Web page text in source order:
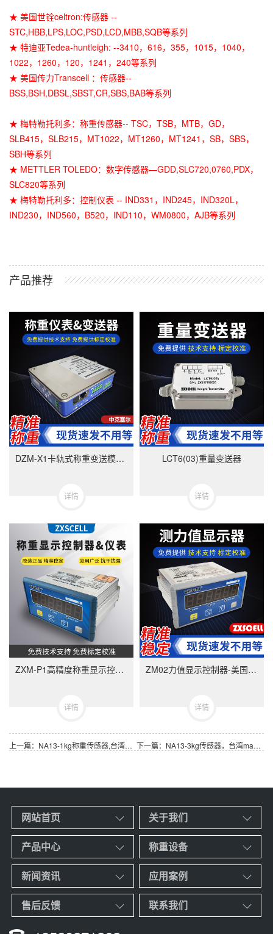
★ 美国世铨celtron:传感器 --
STC,HBB,LPS,LOC,PSD,LCD,MBB,SQB等系列
★ 特迪亚Tedea-huntleigh: --3410，616，355，1015，1040，
1022，1260，120，1241，240等系列
★ 美国传力Transcell ：传感器--
BSS,BSH,DBSL,SBST,CR,SBS,BAB等系列
★ 梅特勒托利多：称重传感器-- TSC，TSB，MTB，GD，
SLB415，SLB215，MT1022，MT1260，MT1241，SB，SBS，
SBH等系列
★ METTLER TOLEDO：数字传感器—GDD,SLC720,0760,PDX，
SLC820等系列
★ 梅特勒托利多：控制仪表 -- IND331，IND245，IND320L，
IND230，IND560，B520，IND110，WM0800，AJB等系列
产品推荐
DZM-X1卡轨式称重变送模块-美国中克塞尔品牌
详情
LCT6(03)重量变送器
详情
ZXM-P1高精度称重显示控制器-ZXMP1美国中克塞尔品牌称重仪表
详情
ZM02力值显示控制器-美国中克塞尔品牌称重仪表
详情
上一篇：NA13-1kg称重传感器,台湾mavin品牌NA13-1kg传感器 下一篇：NA13-3kg传感器，台湾mavin NA13-3kg 称重传感器
网站首页 关于我们
产品中心 称重设备
新闻资讯 应用案例
售后反馈 联系我们